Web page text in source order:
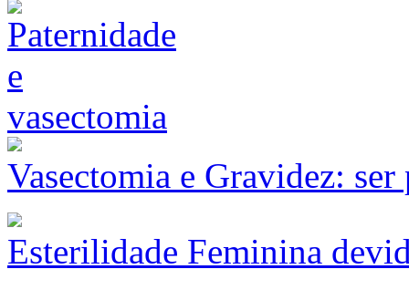
Vasectomia e Gravidez:
Esterilidade Feminina